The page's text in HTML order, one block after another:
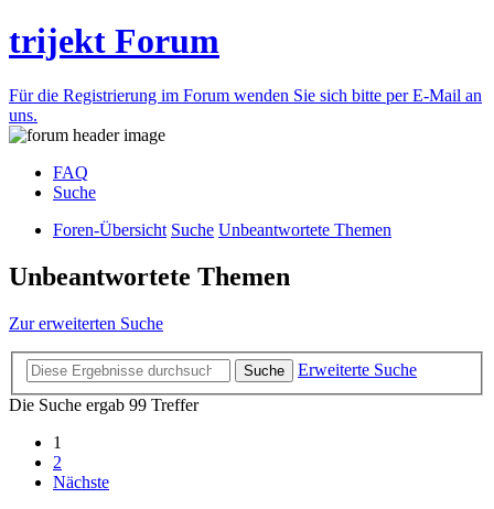
trijekt Forum
Für die Registrierung im Forum wenden Sie sich bitte per E-Mail an
uns.
FAQ
Suche
Foren-Übersicht Suche Unbeantwortete Themen
Unbeantwortete Themen
Zur erweiterten Suche
Suche
Erweiterte Suche
Die Suche ergab 99 Treffer
1
2
Nächste